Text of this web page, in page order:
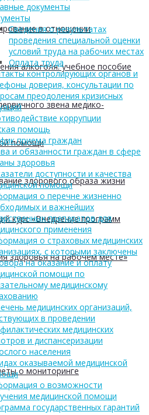
в отношении
алкоголя: учебное пособие
звена медико-
помощи
здорового образа жизни
курс «Внедрение программ
здоровья на рабочем месте»
о мониторинге
документы
Сведения о результатах
проведения специальной оценки
условий труда на рабочих местах
Оплата труда
контролирующих органов и
доверия, консультации по
преодоления кризисных
коррупции
помощь
приема граждан
и обязанности граждан в сфере
здоровья
доступности и качества
помощи
о перечне жизненно
и важнейших
препаратов для
применения
о страховых медицинских
с которыми заключены
на оказание и оплату
помощи по
медицинскому
медицинских организаций,
в проведении
медицинских
и диспансеризации
населения
оказываемой медицинской
о возможности
медицинской помощи
государственных гарантий